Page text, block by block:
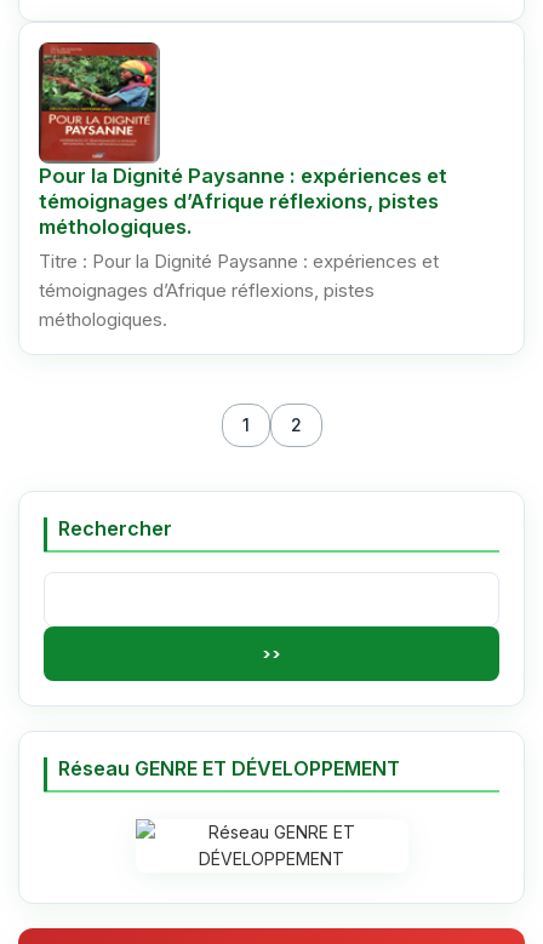
Pour la Dignité Paysanne : expériences et
témoignages d’Afrique réflexions, pistes
méthologiques.
Titre : Pour la Dignité Paysanne : expériences et
témoignages d’Afrique réflexions, pistes
méthologiques.
1 2
Rechercher
Rechercher :
Réseau GENRE ET DÉVELOPPEMENT